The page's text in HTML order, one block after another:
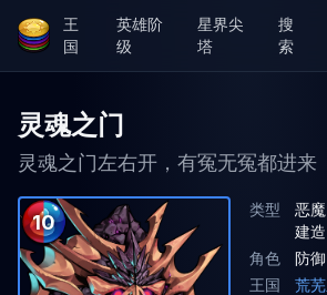
王
国
英雄阶
级
星界尖
塔
搜
索
灵魂之门
灵魂之门左右开，有冤无冤都进来
10
类型
恶
建造
角色
防御
王国
荒